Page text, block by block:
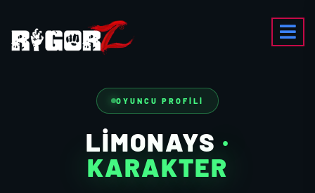
OYUNCU PROFILI
LİMONAYS ·
KARAKTER